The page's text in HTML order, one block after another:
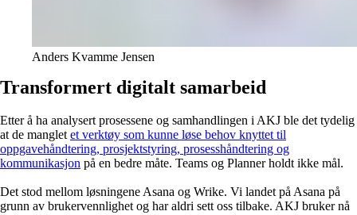
Anders Kvamme Jensen
Transformert digitalt samarbeid
Etter å ha analysert prosessene og samhandlingen i AKJ ble det tydelig
at de mangletet verktøy som kunne løse behov knyttet til
oppgavehåndtering, prosjektstyring, prosesshåndtering og
kommunikasjon på en bedre måte. Teams og Planner holdt ikke mål.
Det stod mellom løsningene Asana og Wrike. Vi landet på Asana på
grunn av brukervennlighet og har aldri sett oss tilbake. AKJ bruker nå